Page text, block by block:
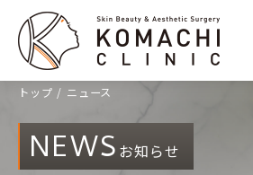
トップ ニュース
NEWS お知らせ